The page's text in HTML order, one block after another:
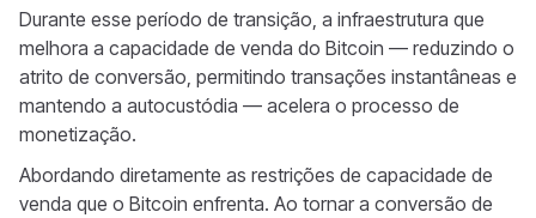
Durante esse período de transição, a infraestrutura que
melhora a capacidade de venda do Bitcoin — reduzindo o
atrito de conversão, permitindo transações instantâneas e
mantendo a autocustódia — acelera o processo de
monetização.
Abordando diretamente as restrições de capacidade de
venda que o Bitcoin enfrenta. Ao tornar a conversão de